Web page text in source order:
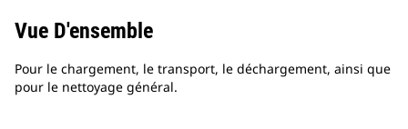
Vue D'ensemble
Pour le chargement, le transport, le déchargement, ainsi que
pour le nettoyage général.